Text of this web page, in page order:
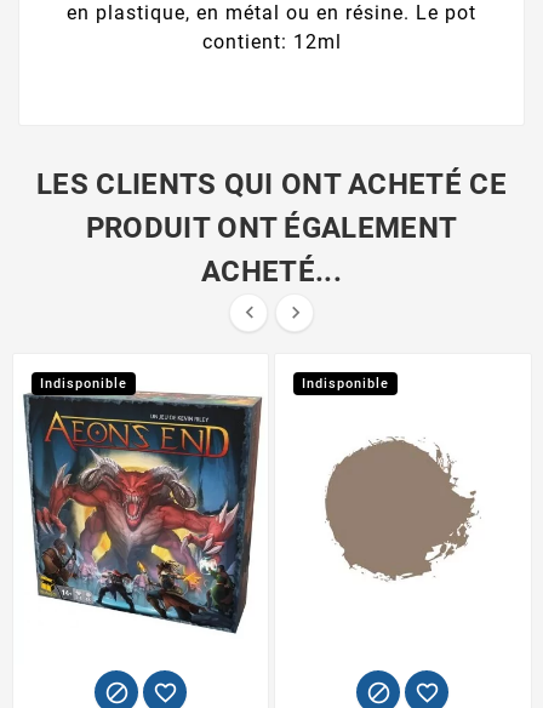
en plastique, en métal ou en résine. Le pot
contient: 12ml
LES CLIENTS QUI ONT ACHETÉ CE
PRODUIT ONT ÉGALEMENT
ACHETÉ...
 
Indisponible
 
Indisponible
 